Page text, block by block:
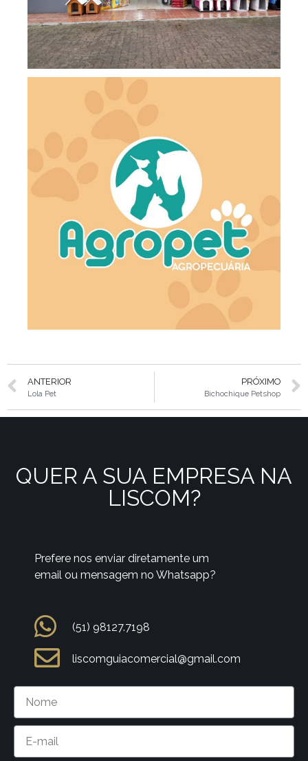
ANTERIOR
Lola Pet
PRÓXIMO
Bichochique Petshop
QUER A SUA EMPRESA NA
LISCOM?
Prefere nos enviar diretamente um
email ou mensagem no Whatsapp?
(51) 98127.7198
liscomguiacomercial@gmail.com